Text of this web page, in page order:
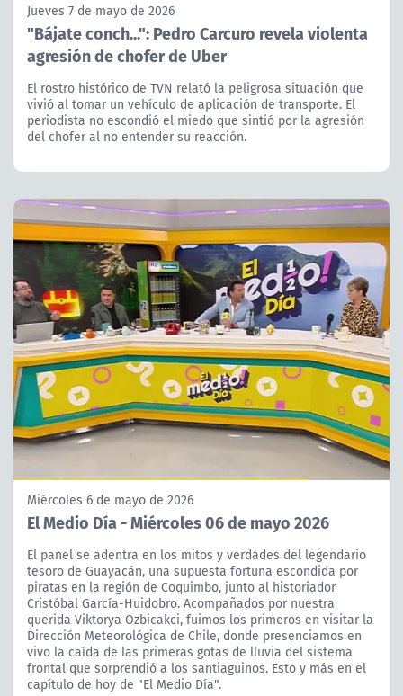
Jueves 7 de mayo de 2026
"Bájate conch...": Pedro Carcuro revela violenta
agresión de chofer de Uber
El rostro histórico de TVN relató la peligrosa situación que
vivió al tomar un vehículo de aplicación de transporte. El
periodista no escondió el miedo que sintió por la agresión
del chofer al no entender su reacción.
Miércoles 6 de mayo de 2026
El Medio Día - Miércoles 06 de mayo 2026
El panel se adentra en los mitos y verdades del legendario
tesoro de Guayacán, una supuesta fortuna escondida por
piratas en la región de Coquimbo, junto al historiador
Cristóbal García-Huidobro. Acompañados por nuestra
querida Viktorya Ozbicakci, fuimos los primeros en visitar la
Dirección Meteorológica de Chile, donde presenciamos en
vivo la caída de las primeras gotas de lluvia del sistema
frontal que sorprendió a los santiaguinos. Esto y más en el
capítulo de hoy de "El Medio Día".